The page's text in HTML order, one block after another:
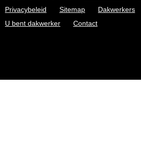
Privacybeleid
Sitemap Dakwerkers
U bent dakwerker
Contact